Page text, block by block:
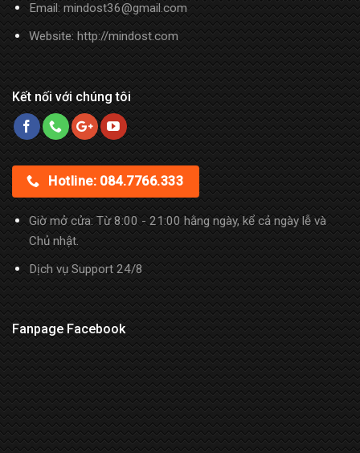
Email: mindost36@gmail.com
Website: http://mindost.com
Kết nối với chúng tôi
Hotline: 084.7766.333
Giờ mở cửa: Từ 8:00 - 21:00 hằng ngày, kể cả ngày lễ và
Chủ nhật.
Dịch vụ Support 24/8
Fanpage Facebook